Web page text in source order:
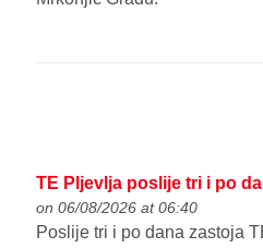
TE Pljevlja poslije tri i po
on 06/08/2026 at 06:40
Poslije tri i po dana zastoja